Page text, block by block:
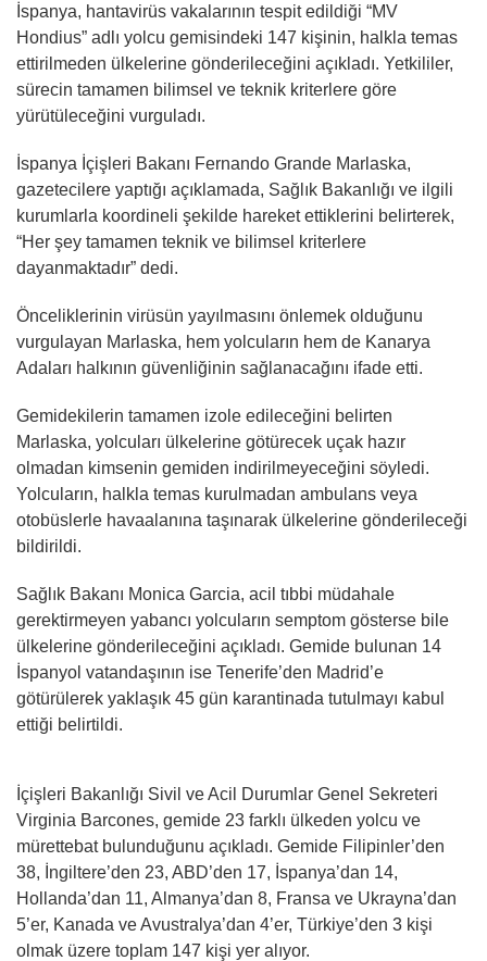
İspanya, hantavirüs vakalarının tespit edildiği “MV
Hondius” adlı yolcu gemisindeki 147 kişinin, halkla temas
ettirilmeden ülkelerine gönderileceğini açıkladı. Yetkililer,
sürecin tamamen bilimsel ve teknik kriterlere göre
yürütüleceğini vurguladı.
İspanya İçişleri Bakanı Fernando Grande Marlaska,
gazetecilere yaptığı açıklamada, Sağlık Bakanlığı ve ilgili
kurumlarla koordineli şekilde hareket ettiklerini belirterek,
“Her şey tamamen teknik ve bilimsel kriterlere
dayanmaktadır” dedi.
Önceliklerinin virüsün yayılmasını önlemek olduğunu
vurgulayan Marlaska, hem yolcuların hem de Kanarya
Adaları halkının güvenliğinin sağlanacağını ifade etti.
Gemidekilerin tamamen izole edileceğini belirten
Marlaska, yolcuları ülkelerine götürecek uçak hazır
olmadan kimsenin gemiden indirilmeyeceğini söyledi.
Yolcuların, halkla temas kurulmadan ambulans veya
otobüslerle havaalanına taşınarak ülkelerine gönderileceği
bildirildi.
Sağlık Bakanı Monica Garcia, acil tıbbi müdahale
gerektirmeyen yabancı yolcuların semptom gösterse bile
ülkelerine gönderileceğini açıkladı. Gemide bulunan 14
İspanyol vatandaşının ise Tenerife’den Madrid’e
götürülerek yaklaşık 45 gün karantinada tutulmayı kabul
ettiği belirtildi.
İçişleri Bakanlığı Sivil ve Acil Durumlar Genel Sekreteri
Virginia Barcones, gemide 23 farklı ülkeden yolcu ve
mürettebat bulunduğunu açıkladı. Gemide Filipinler’den
38, İngiltere’den 23, ABD’den 17, İspanya’dan 14,
Hollanda’dan 11, Almanya’dan 8, Fransa ve Ukrayna’dan
5’er, Kanada ve Avustralya’dan 4’er, Türkiye’den 3 kişi
olmak üzere toplam 147 kişi yer alıyor.